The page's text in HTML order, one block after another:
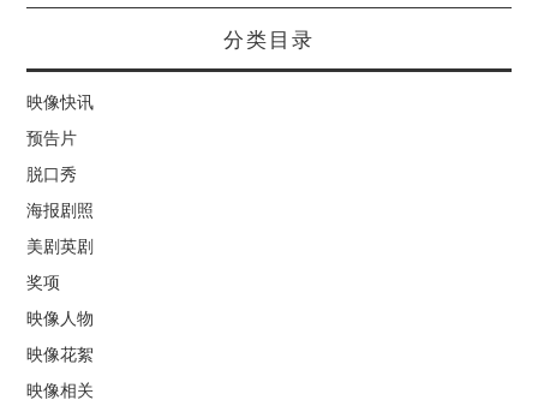
分类目录
映像快讯
预告片
脱口秀
海报剧照
美剧英剧
奖项
映像人物
映像花絮
映像相关